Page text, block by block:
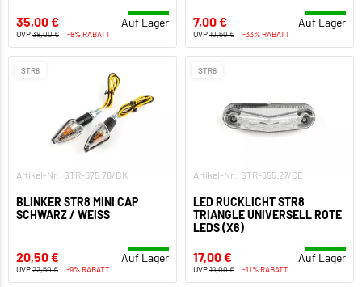
35,00 € Auf Lager
UVP38,00 € -8% RABATT
7,00 € Auf Lager
UVP10,50 € -33% RABATT
STR8
Artikel-Nr.: STR-675.76/BK
BLINKER STR8 MINI CAP
SCHWARZ / WEISS
20,50 € Auf Lager
UVP22,50 € -9% RABATT
STR8
Artikel-Nr.: STR-655.27/CE
LED RÜCKLICHT STR8
TRIANGLE UNIVERSELL ROTE
LEDS (X6)
17,00 € Auf Lager
UVP19,00 € -11% RABATT